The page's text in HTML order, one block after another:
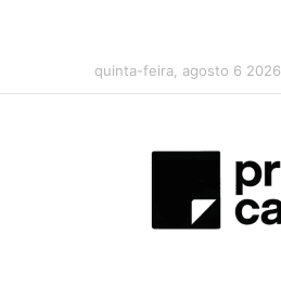
quinta-feira, agosto 6 2026